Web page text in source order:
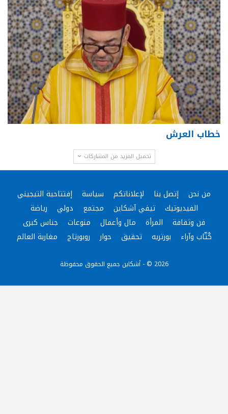
خطاب العرش
تحميل المزيد من المشاركات
من نحن إتصل بنا لإعلاناتكم سياسة
إفتتاحية التيجيني
الفيديوتيك
تيفي آشكاين مجتمع دولي
رياضة
فن وثقافة
المرأة مال وأعمال منوعات
جناس كبرى
كُتّاب وآراء
بورتريه تحقيق حوار روبورتاج مغاربة العالم
2026 © - أشكاين جميع الحقوق محفوظة